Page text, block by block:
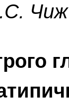
Чиж